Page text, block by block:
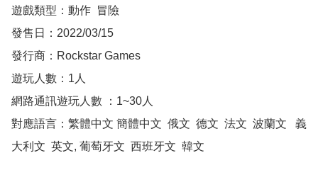
遊戲類型：動作  冒險
發售日：2022/03/15
發行商：Rockstar Games
遊玩人數：1人
網路通訊遊玩人數 ：1~30人
對應語言：繁體中文 簡體中文  俄文  德文  法文  波蘭文   義
大利文  英文, 葡萄牙文  西班牙文  韓文